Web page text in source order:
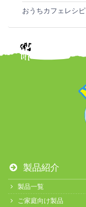
おうちカフェレシピ
製品紹介
製品一覧
ご家庭向け製品